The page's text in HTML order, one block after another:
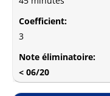
Coefficient:
3
Note éliminatoire:
< 06/20